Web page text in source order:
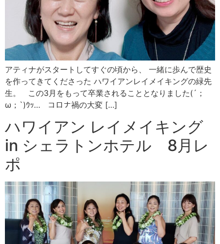
アティナがスタートしてすぐの頃から、 一緒に歩んで歴史
を作ってきてくださった ハワイアンレイメイキングの緑先
生。 この3月をもって卒業されることとなりました(´；
ω；`)ｳｯ… コロナ禍の大変 […]
ハワイアン レイメイキング
in シェラトンホテル 8月レ
ポ